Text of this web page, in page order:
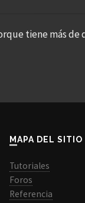
tiene más de
MAPA DEL SITIO
Tutoriales
Foros
Referencia